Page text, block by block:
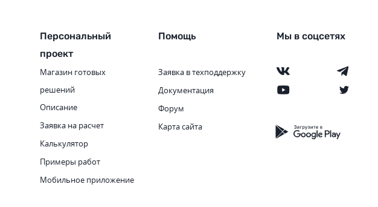
Персональный
проект
Магазин готовых
решений
Описание
Заявка на расчет
Калькулятор
Примеры работ
Мобильное приложение
Помощь
Заявка в техподдержку
Документация
Форум
Карта сайта
Мы в соцсетях